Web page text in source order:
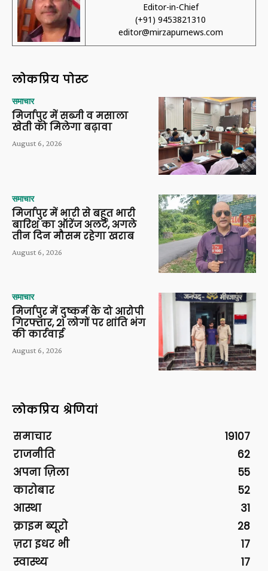
Editor-in-Chief
(+91) 9453821310
editor@mirzapurnews.com
लोकप्रिय पोस्ट
समाचार
मिर्जापुर में सब्जी व मसाला
खेती को मिलेगा बढ़ावा
August 6, 2026
समाचार
मिर्जापुर में भारी से बहुत भारी
बारिश का ऑरेंज अलर्ट, अगले
तीन दिन मौसम रहेगा खराब
August 6, 2026
समाचार
मिर्जापुर में दुष्कर्म के दो आरोपी
गिरफ्तार, 21 लोगों पर शांति भंग
की कार्रवाई
August 6, 2026
लोकप्रिय श्रेणियां
समाचार
19107
राजनीति
62
अपना ज़िला
55
कारोबार
52
आस्था
31
क्राइम ब्यूरो
28
ज़रा इधर भी
17
स्वास्थ्य
17